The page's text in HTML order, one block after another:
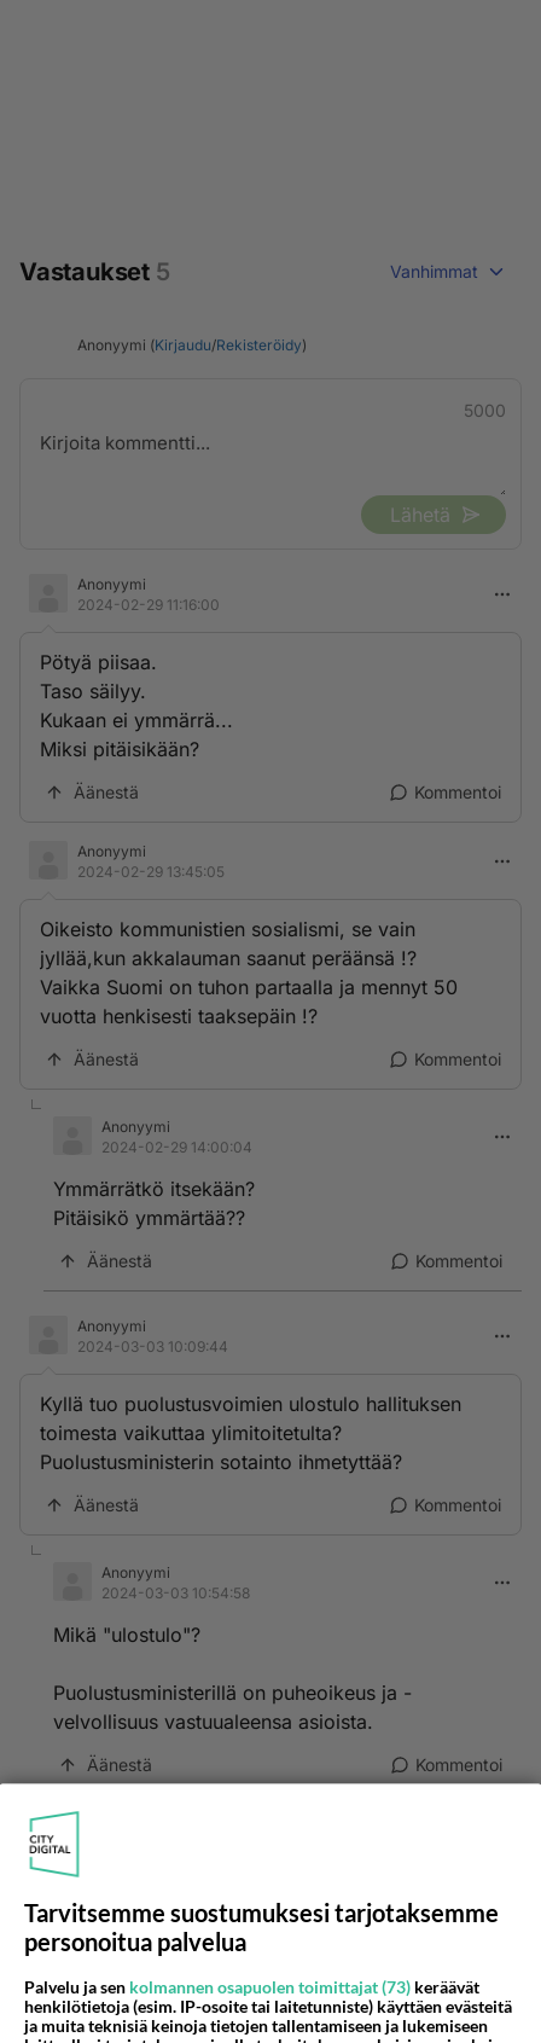
Vastaukset 5 Vanhimmat
Anonyymi (Kirjaudu/Rekisteröidy)
5000
Lähetä
Anonyymi
2024-02-29 11:16:00
Pötyä piisaa.
Taso säilyy.
Kukaan ei ymmärrä...
Miksi pitäisikään?
Äänestä Kommentoi
Anonyymi
2024-02-29 13:45:05
Oikeisto kommunistien sosialismi, se vain
jyllää,kun akkalauman saanut peräänsä !?
Vaikka Suomi on tuhon partaalla ja mennyt 50
vuotta henkisesti taaksepäin !?
Äänestä Kommentoi
Anonyymi
2024-02-29 14:00:04
Ymmärrätkö itsekään?
Pitäisikö ymmärtää??
Äänestä Kommentoi
Anonyymi
2024-03-03 10:09:44
Kyllä tuo puolustusvoimien ulostulo hallituksen
toimesta vaikuttaa ylimitoitetulta?
Puolustusministerin sotainto ihmetyttää?
Äänestä Kommentoi
Anonyymi
2024-03-03 10:54:58
Mikä "ulostulo"?
Puolustusministerillä on puheoikeus ja -
velvollisuus vastuualeensa asioista.
Äänestä Kommentoi
Ketjusta on poistettu2
Takaisin ylös
Tarvitsemme suostumuksesi tarjotaksemme
personoitua palvelua
Palvelu ja sen kolmannen osapuolen toimittajat (73) keräävät
henkilötietoja (esim. IP-osoite tai laitetunniste) käyttäen evästeitä
ja muita teknisiä keinoja tietojen tallentamiseen ja lukemiseen